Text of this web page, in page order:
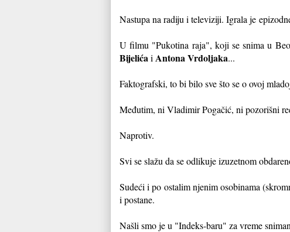
Nastupa na radiju i televiziji. Igrala je
U filmu "Pukotina raja", koji se snima u
Bijelića i Antona Vrdoljaka...
Faktografski, to bi bilo sve što se o ovoj
Međutim, ni Vladimir Pogačić, ni pozorišni
Naprotiv.
Svi se slažu da se odlikuje izuzetnom
Sudeći i po ostalim njenim osobinama
i postane.
Našli smo je u "Indeks-baru" za vreme